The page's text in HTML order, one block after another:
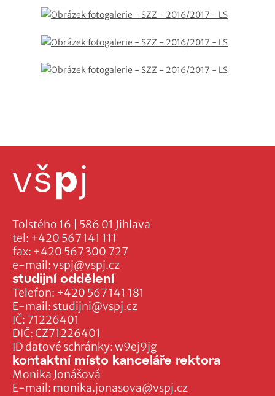
Tolstého 16 | 586 01 Jihlava
tel: +420 567 141 111
fax: +420 567 300 727
e-mail:vspj@vspj.cz
IČ: 71226401
DIČ: CZ71226401
ID datové schránky: w9ej9jg
studijní oddělení
Telefon: +420 567 141 181
E-mail: studijni@vspj.cz
kontaktní místo kanceláře rektora
Monika Jonášová
E-mail: monika.jonasova@vspj.cz